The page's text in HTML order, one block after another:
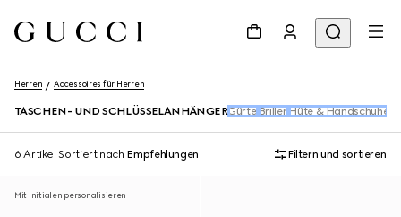
Herren Accessoires für Herren
TASCHEN- UND SCHLÜSSELANHÄNGERGürtel Brillen Hüte & Handschuhe
6 Artikel Sortiert nach Empfehlungen Filtern und sortieren
Mit Initialen personalisieren